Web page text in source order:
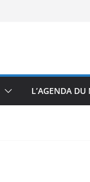
L’AGENDA DU